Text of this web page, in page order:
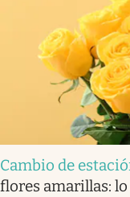
Cambio de
flores amarillas: